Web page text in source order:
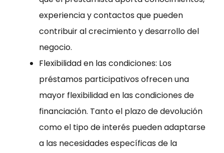
experiencia y contactos que pueden
contribuir al crecimiento y desarrollo del
negocio.
Flexibilidad en las condiciones: Los
préstamos participativos ofrecen una
mayor flexibilidad en las condiciones de
financiación. Tanto el plazo de devolución
como el tipo de interés pueden adaptarse
a las necesidades específicas de la